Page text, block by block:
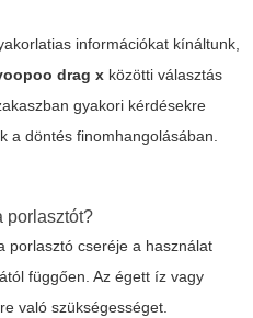
információkat kínáltunk,
drag x közötti választás
gyakori kérdésekre
a döntés finomhangolásában.
porlasztót?
porlasztó cseréje a használat
függően. Az égett íz vagy
való szükségességet.